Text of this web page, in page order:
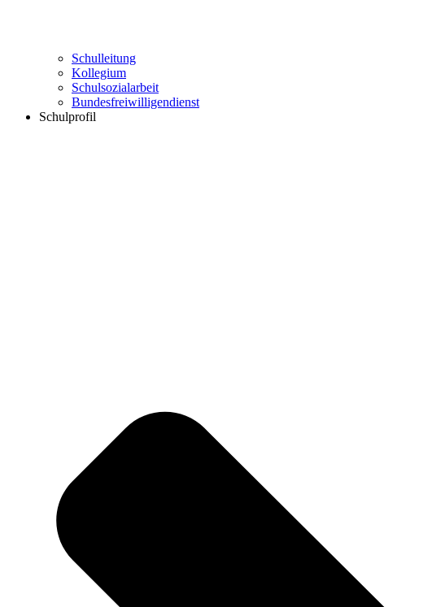
Schulleitung
Kollegium
Schulsozialarbeit
Bundesfreiwilligendienst
Schulprofil